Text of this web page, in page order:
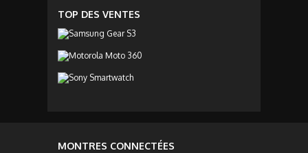
TOP DES VENTES
MONTRES CONNECTÉES